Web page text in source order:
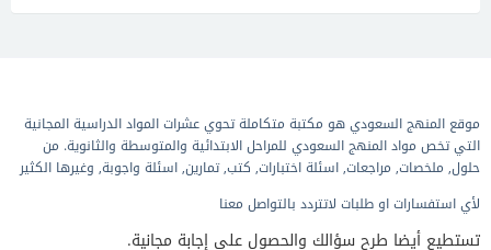
موقع المنهج السعودي هو مكتبة متكاملة تحوي عشرات المواد الدراسية المجانية
التي تخص مواد المنهج السعودي للمراحل الابتدائية والمتوسطة والثانوية. من
حلول, ملخصات, مراجعات, اسئلة اختبارات, كتب, تمارين, اسئلة واجوبة, وغيرها الكثير
لأي استفسارات او طلبات لاتتردد بالتواصل معنا
تستطيع أيضا طرح سؤالك والحصول على إجابة مجانية.